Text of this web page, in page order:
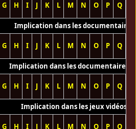
G H I J K L M N O P Q
Implication dans les documentaires
G H I J K L M N O P Q
Implication dans les documentaires
G H I J K L M N O P Q
Implication dans les jeux vidéos
G H I J K L M N O P Q